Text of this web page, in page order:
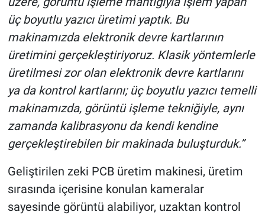
üç boyutlu yazıcı üretimi yaptık. Bu
makinamızda elektronik devre kartlarının
üretimini gerçekleştiriyoruz. Klasik yöntemlerle
üretilmesi zor olan elektronik devre kartlarını
ya da kontrol kartlarını; üç boyutlu yazıcı temelli
makinamızda, görüntü işleme tekniğiyle, aynı
zamanda kalibrasyonu da kendi kendine
gerçekleştirebilen bir makinada buluşturduk.”
Geliştirilen zeki PCB üretim makinesi, üretim
sırasında içerisine konulan kameralar
sayesinde görüntü alabiliyor, uzaktan kontrol